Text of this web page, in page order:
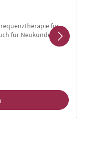
für
für Neukunden ✓